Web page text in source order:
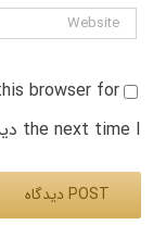
browser for
the next time I دیدگاه.